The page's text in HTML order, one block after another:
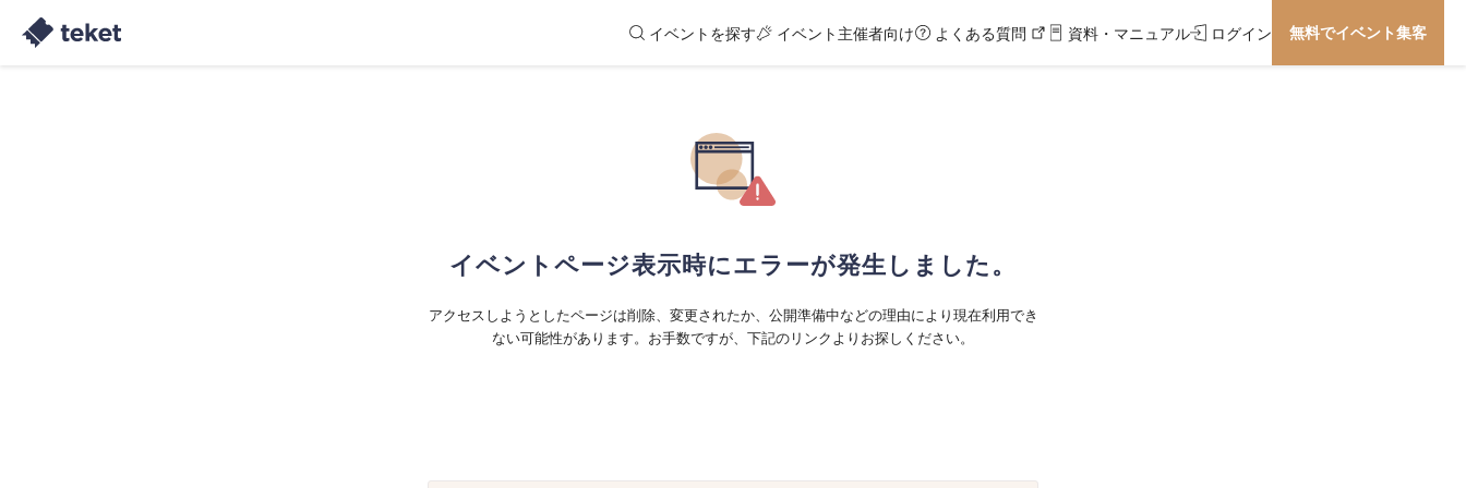
イベントを探す イベント主催者向け よくある質問 資料・マニュアル ログイン 無料でイベント集客
イベントページ表示時にエラーが発生しました。
アクセスしようとしたページは削除、変更されたか、公開準備中などの理由により現在利用でき
ない可能性があります。お手数ですが、下記のリンクよりお探しください。